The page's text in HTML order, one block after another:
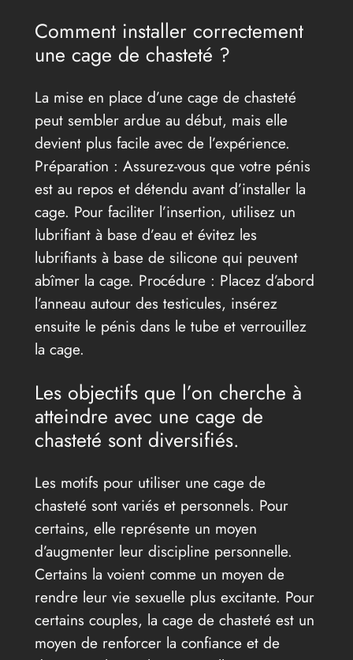
Comment installer correctement
une cage de chasteté ?
La mise en place d’une cage de chasteté
peut sembler ardue au début, mais elle
devient plus facile avec de l’expérience.
Préparation : Assurez-vous que votre pénis
est au repos et détendu avant d’installer la
cage. Pour faciliter l’insertion, utilisez un
lubrifiant à base d’eau et évitez les
lubrifiants à base de silicone qui peuvent
abîmer la cage. Procédure : Placez d’abord
l’anneau autour des testicules, insérez
ensuite le pénis dans le tube et verrouillez
la cage.
Les objectifs que l’on cherche à
atteindre avec une cage de
chasteté sont diversifiés.
Les motifs pour utiliser une cage de
chasteté sont variés et personnels. Pour
certains, elle représente un moyen
d’augmenter leur discipline personnelle.
Certains la voient comme un moyen de
rendre leur vie sexuelle plus excitante. Pour
certains couples, la cage de chasteté est un
moyen de renforcer la confiance et de